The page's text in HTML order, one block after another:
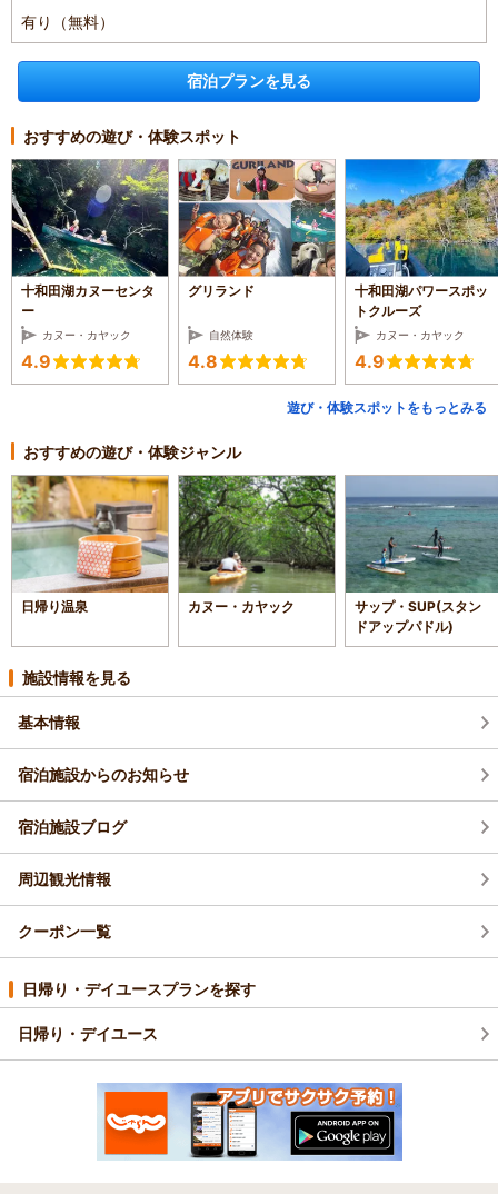
有り（無料）
宿泊プランを見る
おすすめの遊び・体験スポット
十和田湖カヌーセンタ
ー
カヌー・カヤック
4.9
グリランド
自然体験
4.8
十和田湖パワースポッ
トクルーズ
カヌー・カヤック
4.9
遊び・体験スポットをもっとみる
おすすめの遊び・体験ジャンル
日帰り温泉 カヌー・カヤック
サップ・SUP(スタン
ドアップパドル)
施設情報を見る
基本情報
宿泊施設からのお知らせ
宿泊施設ブログ
周辺観光情報
クーポン一覧
日帰り・デイユースプランを探す
日帰り・デイユース